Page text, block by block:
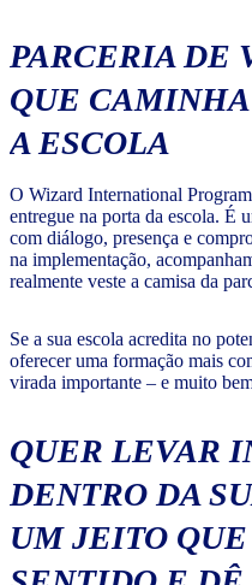
PARCERIA DE
QUE
A ESCOLA
O Wizard International
entregue na porta da escola. É
com diálogo, presença e
na implementação,
realmente veste a camisa da
Se a sua escola acredita no
oferecer uma formação mais
virada importante – e muito
QUER LEVAR
DENTRO DA
UM JEITO